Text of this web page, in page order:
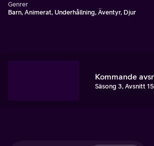
Genrer
Barn, Animerat, Underhållning, Äventyr, Djur
Kommande
Säsong 3, Avsnitt 15